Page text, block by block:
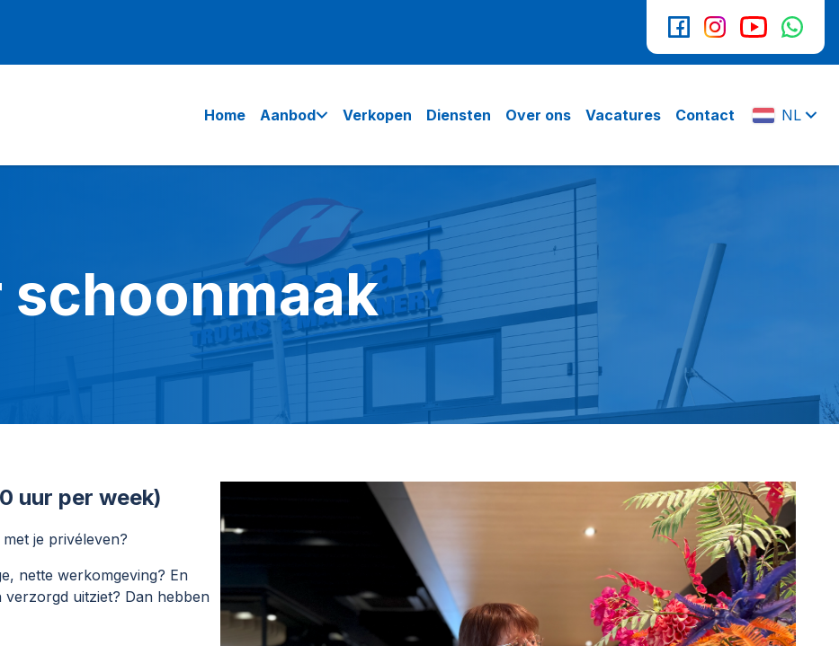
Home Aanbod Verkopen Diensten Over ons Vacatures Contact NL
uur per week)
je privéleven?
nette werkomgeving? En
uitziet? Dan hebben